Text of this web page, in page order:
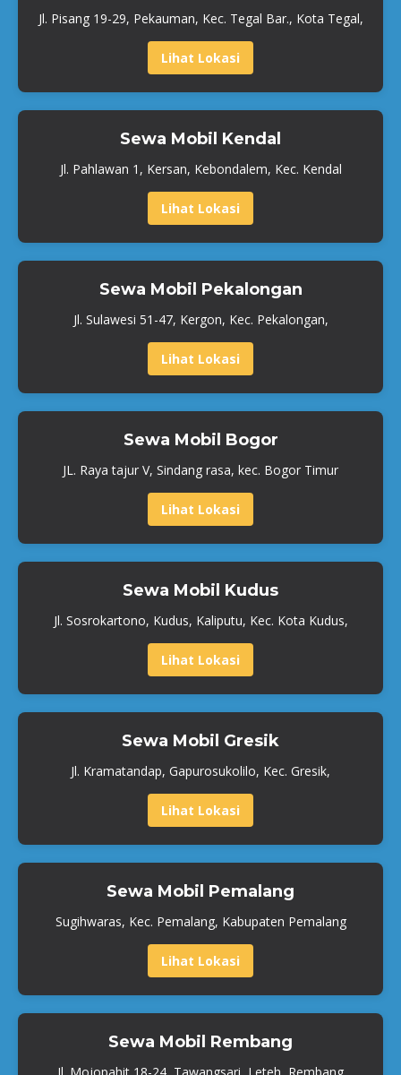
Jl. Pisang 19-29, Pekauman, Kec. Tegal Bar., Kota Tegal,
Lihat Lokasi
Sewa Mobil Kendal
Jl. Pahlawan 1, Kersan, Kebondalem, Kec. Kendal
Lihat Lokasi
Sewa Mobil Pekalongan
Jl. Sulawesi 51-47, Kergon, Kec. Pekalongan,
Lihat Lokasi
Sewa Mobil Bogor
JL. Raya tajur V, Sindang rasa, kec. Bogor Timur
Lihat Lokasi
Sewa Mobil Kudus
Jl. Sosrokartono, Kudus, Kaliputu, Kec. Kota Kudus,
Lihat Lokasi
Sewa Mobil Gresik
Jl. Kramatandap, Gapurosukolilo, Kec. Gresik,
Lihat Lokasi
Sewa Mobil Pemalang
Sugihwaras, Kec. Pemalang, Kabupaten Pemalang
Lihat Lokasi
Sewa Mobil Rembang